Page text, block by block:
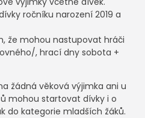
ročníku narození 2019 a
že mohou nastupovat hráči
, hrací dny sobota +
žádná věková výjimka ani u
mohou startovat dívky i o
do kategorie mladších žáků.